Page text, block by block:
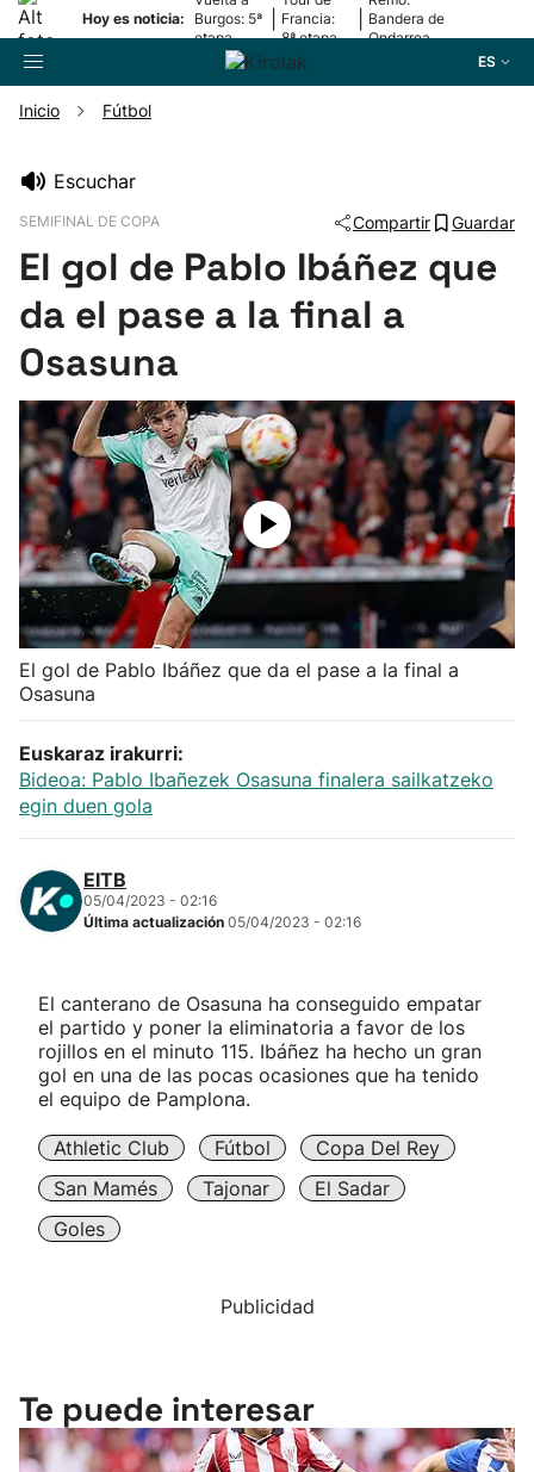
Hoy es noticia:
Burgos: 5ª
etapa
Francia:
8ª etapa
Bandera de
Ondarroa
ES
Pelota
Remo
Baloncesto
Ciclismo
Herri-kirolak
Balonmano
Kirolak 360
Atletismo
Carreras de montaña
Más deportes
Inicio Fútbol
Escuchar
SEMIFINAL DE COPA Compartir Guardar
El gol de Pablo Ibáñez que
da el pase a la final a
Osasuna
El gol de Pablo Ibáñez que da el pase a la final a
Osasuna
Euskaraz irakurri:
Bideoa: Pablo Ibañezek Osasuna finalera sailkatzeko
egin duen gola
EITB
05/04/2023 - 02:16
Última actualización 05/04/2023 - 02:16
El canterano de Osasuna ha conseguido empatar
el partido y poner la eliminatoria a favor de los
rojillos en el minuto 115. Ibáñez ha hecho un gran
gol en una de las pocas ocasiones que ha tenido
el equipo de Pamplona.
Athletic Club Fútbol
Copa Del Rey
San Mamés
Tajonar
El Sadar
Goles
Publicidad
Te puede interesar